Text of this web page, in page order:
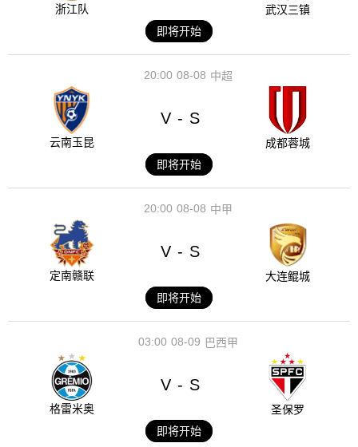
浙江队
武汉三镇
即将开始
08-08
20:00 中超
云南玉昆
V - S
成都蓉城
即将开始
08-08
20:00 中甲
定南赣联
V - S
大连鲲城
即将开始
08-09
03:00 巴西甲
格雷米奥
V - S
圣保罗
即将开始